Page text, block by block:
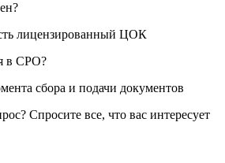
лицензированный ЦОК
в СРО?
сбора и подачи документов
Спросите все, что вас интересует